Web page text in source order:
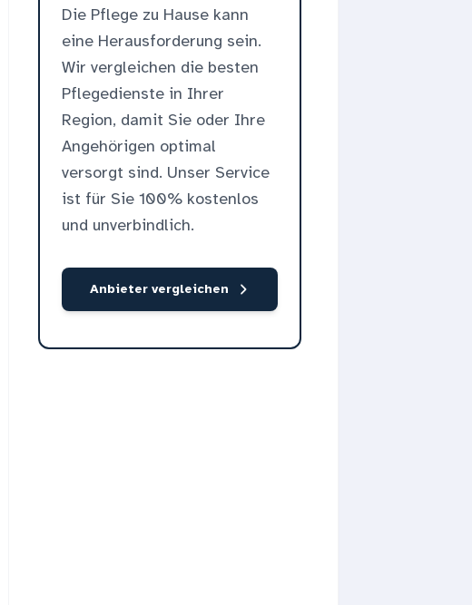
Die Pflege zu Hause kann
eine Herausforderung sein.
Wir vergleichen die besten
Pflegedienste in Ihrer
Region, damit Sie oder Ihre
Angehörigen optimal
versorgt sind. Unser Service
ist für Sie 100% kostenlos
und unverbindlich.
Anbieter vergleichen